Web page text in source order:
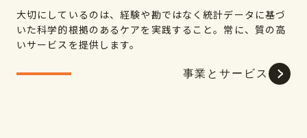
大切にしているのは、経験や勘ではなく統計データに基づ
いた科学的根拠のあるケアを実践すること。常に、質の高
いサービスを提供します。
事業とサービス